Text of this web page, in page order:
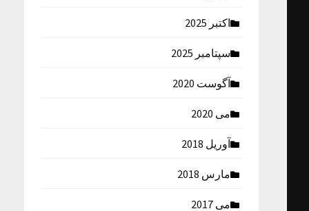
اکتبر 2025
سپتامبر 2025
آگوست 2020
می 2020
آوریل 2018
مارس 2018
می 2017